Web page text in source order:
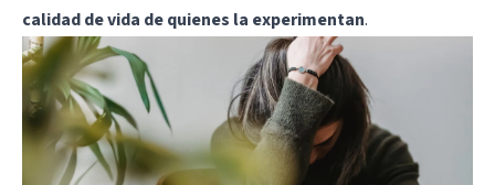
calidad de vida de quienes la experimentan.